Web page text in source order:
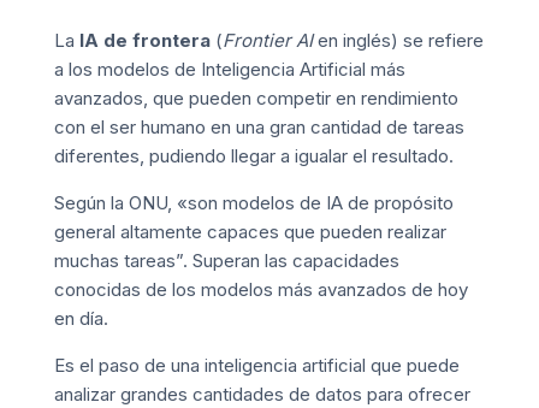
La IA de frontera(Frontier AIen inglés) se refiere
a los modelos de Inteligencia Artificial más
avanzados, que pueden competir en rendimiento
con el ser humano en una gran cantidad de tareas
diferentes, pudiendo llegar a igualar el resultado.
Según la ONU, «son modelos de IA de propósito
general altamente capaces que pueden realizar
muchas tareas”. Superan las capacidades
conocidas de los modelos más avanzados de hoy
en día.
Es el paso de una inteligencia artificial que puede
analizar grandes cantidades de datos para ofrecer